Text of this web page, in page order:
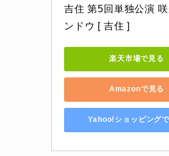
吉住 第5回単独公演 咲
ンドウ [ 吉住 ]
楽天市場で見る
Amazonで見る
Yahoo!ショッピング